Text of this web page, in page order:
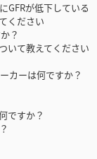
が低下している
ください
？
て教えてください
カーは何ですか？
すか？